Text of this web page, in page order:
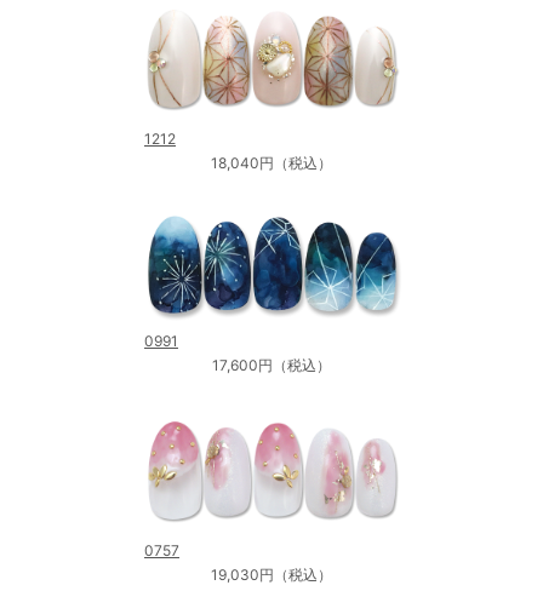
1212
18,040円（税込）
0991
17,600円（税込）
0757
19,030円（税込）